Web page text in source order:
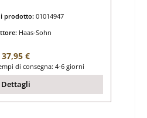
prodotto: 01014947
Haas-Sohn
Prezzo normale:
37,95 €
di consegna: 4-6 giorni
Dettagli